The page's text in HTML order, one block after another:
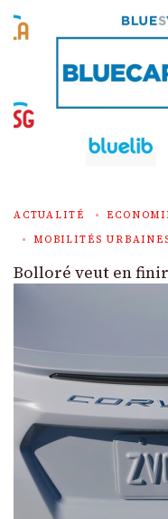
ACTUALITÉ
MOBILITÉS
Bolloré veut en